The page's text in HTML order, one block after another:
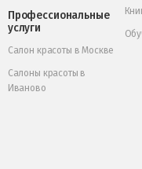
Профессиональные
услуги
Салон красоты в Москве
Салоны красоты в
Иваново